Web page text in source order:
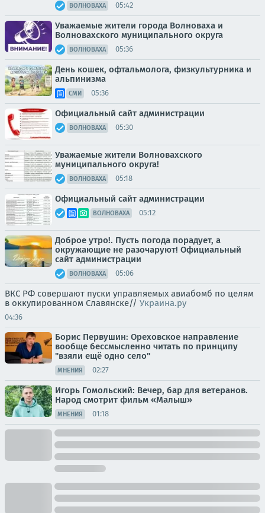
ВОЛНОВАХА 05:42
Уважаемые жители города Волноваха и
Волновахского муниципального округа
ВОЛНОВАХА 05:36
День кошек, офтальмолога, физкультурника и
альпинизма
СМИ 05:36
Официальный сайт администрации
ВОЛНОВАХА 05:30
Уважаемые жители Волновахского
муниципального округа!
ВОЛНОВАХА 05:18
Официальный сайт администрации
ВОЛНОВАХА 05:12
Доброе утро!. Пусть погода порадует, а
окружающие не разочаруют! Официальный
сайт администрации
ВОЛНОВАХА 05:06
ВКС РФ совершают пуски управляемых авиабомб по целям
в оккупированном Славянске// Украина.ру
04:36
Борис Первушин: Ореховское направление
вообще бессмысленно читать по принципу
"взяли ещё одно село"
МНЕНИЯ 02:27
Игорь Гомольский: Вечер, бар для ветеранов.
Народ смотрит фильм «Малыш»
МНЕНИЯ 01:18